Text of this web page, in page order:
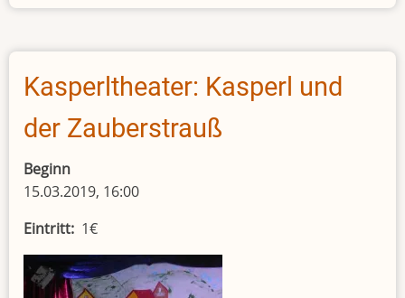
Kasperltheater: Kasperl und
der Zauberstrauß
Beginn
15.03.2019, 16:00
Eintritt 1€